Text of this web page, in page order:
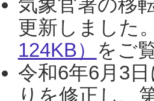
更新しました
124KB） をご
令和6年6月3
りを修正し、